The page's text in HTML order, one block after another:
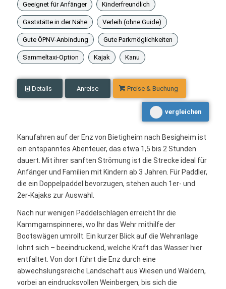
Geeignet für Anfänger Kinderfreundlich
Gaststätte in der Nähe Verleih (ohne Guide)
Gute ÖPNV-Anbindung Gute Parkmöglichkeiten
Sammeltaxi-Option Kajak Kanu
Details Anreise Preise & Buchung
vergleichen
Kanufahren auf der Enz von Bietigheim nach Besigheim ist
ein entspanntes Abenteuer, das etwa 1,5 bis 2 Stunden
dauert. Mit ihrer sanften Strömung ist die Strecke ideal für
Anfänger und Familien mit Kindern ab 3 Jahren. Für Paddler,
die ein Doppelpaddel bevorzugen, stehen auch 1er- und
2er-Kajaks zur Auswahl.
Nach nur wenigen Paddelschlägen erreicht Ihr die
Kammgarnspinnerei, wo Ihr das Wehr mithilfe der
Bootswägen umrollt. Ein kurzer Blick auf die Wehranlage
lohnt sich – beeindruckend, welche Kraft das Wasser hier
entfaltet. Von dort führt die Enz durch eine
abwechslungsreiche Landschaft aus Wiesen und Wäldern,
vorbei an eindrucksvollen Weinbergen, bis sich die